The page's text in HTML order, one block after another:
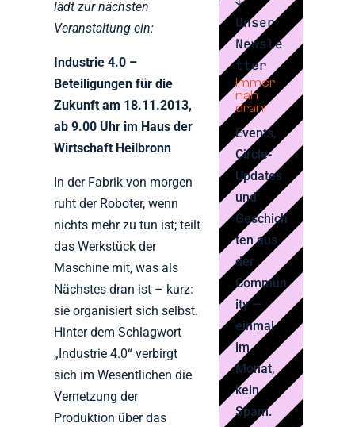
lädt zur nächsten
Veranstaltung ein:
Industrie 4.0 –
Beteiligungen für die
Zukunft am 18.11.2013,
ab 9.00 Uhr im Haus der
Wirtschaft Heilbronn
In der Fabrik von morgen
ruht der Roboter, wenn
nichts mehr zu tun ist; teilt
das Werkstück der
Maschine mit, was als
Nächstes dran ist – kurz:
sie organisiert sich selbst.
Hinter dem Schlagwort
„Industrie 4.0“ verbirgt
sich im Wesentlichen die
Vernetzung der
Produktion über das
Unser
Newsle
tter
Immer
nah
dran!
Events,
Circle-
Updates
und
Geschich
ten aus
der
Commun
ity —
einmal
im
Monat,
kein
Spam.